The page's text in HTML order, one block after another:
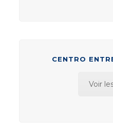
CENTRO
Voir